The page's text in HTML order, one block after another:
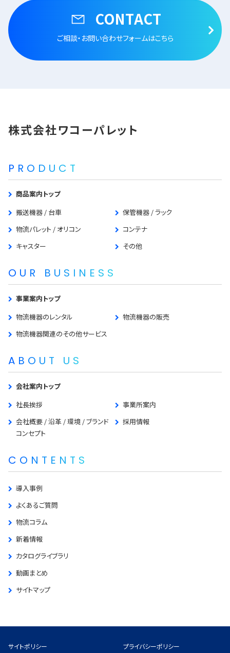
CONTACT
ご相談・お問い合わせフォームはこちら
株式会社ワコーパレット
PRODUCT
商品案内トップ
搬送機器 / 台車
保管機器 / ラック
物流パレット / オリコン
コンテナ
キャスター
その他
OUR BUSINESS
事業案内トップ
物流機器のレンタル
物流機器の販売
物流機器関連のその他サービス
ABOUT US
会社案内トップ
社長挨拶
事業所案内
会社概要 / 沿革 / 環境 / ブランド
コンセプト
採用情報
CONTENTS
導入事例
よくあるご質問
物流コラム
新着情報
カタログライブラリ
動画まとめ
サイトマップ
サイトポリシー プライバシーポリシー